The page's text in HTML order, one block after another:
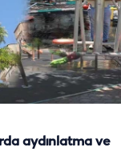
aydınlatma ve